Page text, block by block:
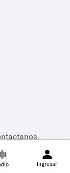
.
Ingresar